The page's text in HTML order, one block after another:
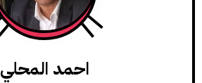
احمد المحلي